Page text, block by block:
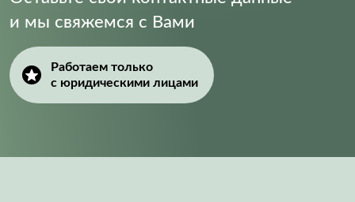
Supply Voltage (Min): 4.75 V
и мы свяжемся с Вами
Работаем только
с юридическими лицами